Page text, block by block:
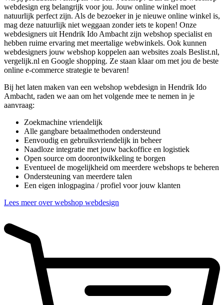
webdesign erg belangrijk voor jou. Jouw online winkel moet
natuurlijk perfect zijn. Als de bezoeker in je nieuwe online winkel is,
mag deze natuurlijk niet weggaan zonder iets te kopen! Onze
webdesigners uit Hendrik Ido Ambacht zijn webshop specialist en
hebben ruime ervaring met meertalige webwinkels. Ook kunnen
webdesigners jouw webshop koppelen aan websites zoals Beslist.nl,
vergelijk.nl en Google shopping. Ze staan klaar om met jou de beste
online e-commerce strategie te bevaren!
Bij het laten maken van een webshop webdesign in Hendrik Ido
Ambacht, raden we aan om het volgende mee te nemen in je
aanvraag:
Zoekmachine vriendelijk
Alle gangbare betaalmethoden ondersteund
Eenvoudig en gebruiksvriendelijk in beheer
Naadloze integratie met jouw backoffice en logistiek
Open source om doorontwikkeling te borgen
Eventueel de mogelijkheid om meerdere webshops te beheren
Ondersteuning van meerdere talen
Een eigen inlogpagina / profiel voor jouw klanten
Lees meer over webshop webdesign